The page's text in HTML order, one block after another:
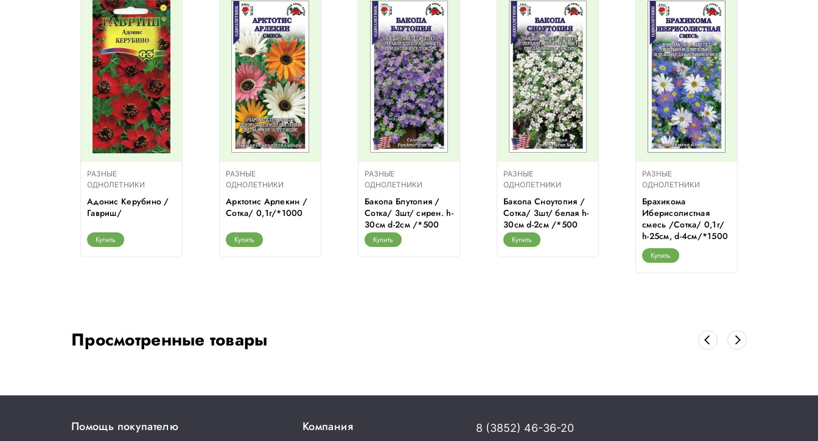
РАЗНЫЕ
ОДНОЛЕТНИКИ
Адонис Керубино /
Гавриш/
Купить
РАЗНЫЕ
ОДНОЛЕТНИКИ
Арктотис Арлекин /
Сотка/ 0,1г/*1000
Купить
РАЗНЫЕ
ОДНОЛЕТНИКИ
Бакопа Блутопия /
Сотка/ 3шт/ сирен. h-
30см d-2см /*500
Купить
РАЗНЫЕ
ОДНОЛЕТНИКИ
Бакопа Сноутопия /
Сотка/ 3шт/ белая h-
30см d-2см /*500
Купить
РАЗНЫЕ
ОДНОЛЕТНИКИ
Брахикома
Иберисолистная
смесь /Сотка/ 0,1г/
h-25см, d-4см/*1500
Купить
Просмотренные товары
Помощь покупателю Компания 8 (3852) 46-36-20